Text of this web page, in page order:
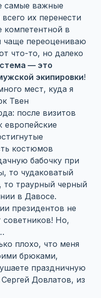
самые важные
их перенести
компетентной в
переоцениваю
что-то, но далеко
— это
экипировки!
мест, куда я
Твен
после визитов
европейские
костюмов
бабочку при
то чудаковатый
то траурный черный
в Давосе.
президентов не
Но,
плохо, что меня
брюками,
праздничную
Сергей Довлатов, из